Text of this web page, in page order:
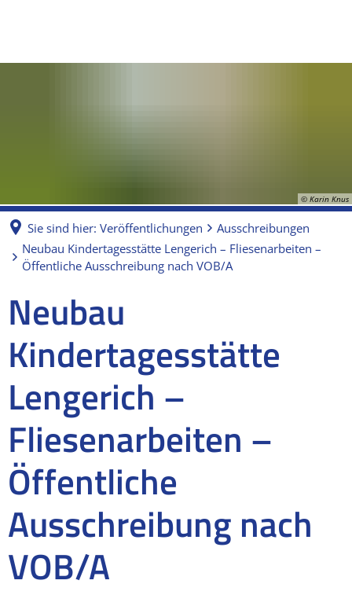
© Karin Knus
Sie sind hier: Veröffentlichungen
Ausschreibungen
Neubau Kindertagesstätte Lengerich – Fliesenarbeiten –
Öffentliche Ausschreibung nach VOB/A
Neubau
Kindertagesstätte
Lengerich –
Fliesenarbeiten –
Öffentliche
Ausschreibung nach
VOB/A